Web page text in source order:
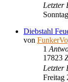
Letzter
Diebstahl
von
1
17823
Letzter
Freitag